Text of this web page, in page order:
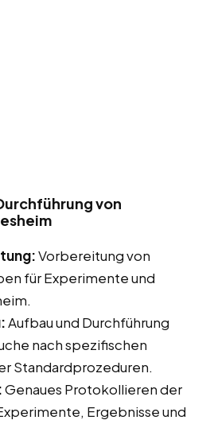
von
Vorbereitung von
für Experimente und
Aufbau und Durchführung
nach spezifischen
Standardprozeduren.
Genaues Protokollieren der
Ergebnisse und